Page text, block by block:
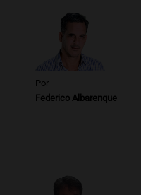
Por
Federico Albarenque